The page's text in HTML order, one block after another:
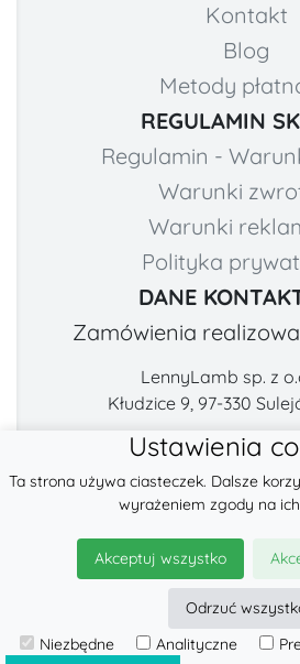
Kontakt
Blog
Metody
REGULAMIN
Regulamin -
Warunki
Warunki
Polityka
DANE
Zamówienia
LennyLamb sp. z
Kłudzice 9, 97-330
Numer telefonu:
+48 222-57-888-2
Znajdź nas
© 2026LennyLamb sp.
Ustawienia
Ta strona używa ciasteczek. Dalsze
wyrażeniem zgody na
Akceptuj wszystko
Odrzuć
Niezbędne
Analityczne